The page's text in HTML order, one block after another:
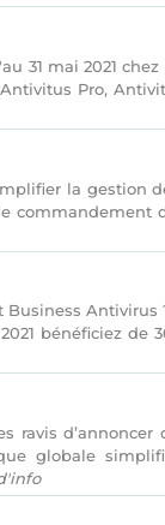
31 mai 2021
Pro,
la gestion
commandement
Antivirus
bénéficiez de
ravis
globale